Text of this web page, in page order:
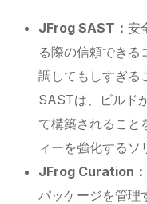
JFrog SAST：安
る際の信頼できる
調してもしすぎ
SASTは、ビルド
て構築されること
ィーを強化するソ
JFrog Curation：
パッケージを管理